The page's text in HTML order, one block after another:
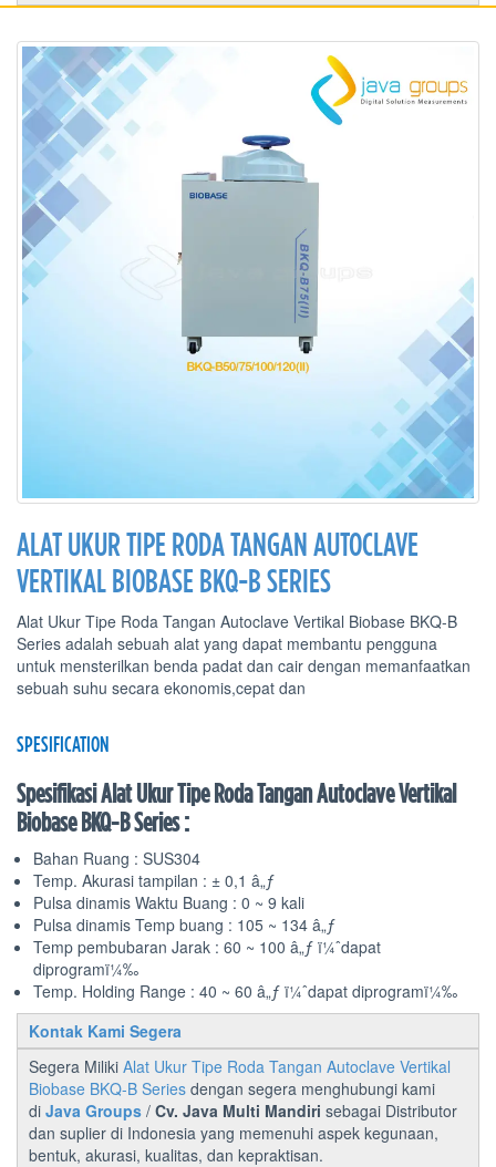
ALAT UKUR TIPE RODA TANGAN AUTOCLAVE
VERTIKAL BIOBASE BKQ-B SERIES
Alat Ukur Tipe Roda Tangan Autoclave Vertikal Biobase BKQ-B
Series adalah sebuah alat yang dapat membantu pengguna
untuk mensterilkan benda padat dan cair dengan memanfaatkan
sebuah suhu secara ekonomis,cepat dan
SPESIFICATION
Spesifikasi Alat Ukur Tipe Roda Tangan Autoclave Vertikal
Biobase BKQ-B Series :
Bahan Ruang : SUS304
Temp. Akurasi tampilan : ± 0,1 â„ƒ
Pulsa dinamis Waktu Buang : 0 ~ 9 kali
Pulsa dinamis Temp buang : 105 ~ 134 â„ƒ
Temp pembubaran Jarak : 60 ~ 100 â„ƒ ï¼ˆdapat
diprogramï¼‰
Temp. Holding Range : 40 ~ 60 â„ƒ ï¼ˆdapat diprogramï¼‰
Kontak Kami Segera
Segera Miliki Alat Ukur Tipe Roda Tangan Autoclave Vertikal
Biobase BKQ-B Series dengan segera menghubungi kami
di Java Groups / Cv. Java Multi Mandiri sebagai Distributor
dan suplier di Indonesia yang memenuhi aspek kegunaan,
bentuk, akurasi, kualitas, dan kepraktisan.